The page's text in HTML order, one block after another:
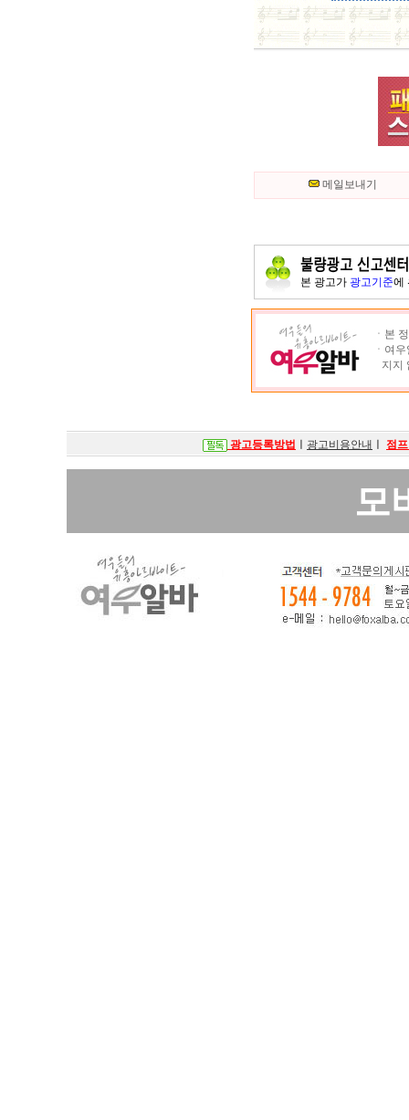
메일보내기
본 광고가 광고기준에
ㆍ본
ㆍ여
지지
광고등록방법 광고비용안내 점
모